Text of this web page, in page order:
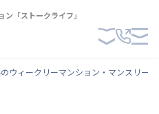
「ストークライフ」
ウィークリーマンション・マンスリー